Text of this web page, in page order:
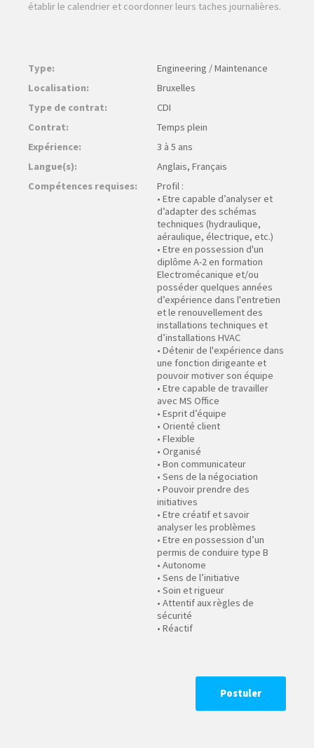
établir le calendrier et coordonner leurs taches journalières.
Type:
Engineering / Maintenance
Localisation:
Bruxelles
Type de contrat:
CDI
Contrat:
Temps plein
Expérience:
3 à 5 ans
Langue(s):
Anglais, Français
Compétences requises:
Profil :
• Etre capable d’analyser et
d’adapter des schémas
techniques (hydraulique,
aéraulique, électrique, etc.)
• Etre en possession d'un
diplôme A-2 en formation
Electromécanique et/ou
posséder quelques années
d’expérience dans l'entretien
et le renouvellement des
installations techniques et
d’installations HVAC
• Détenir de l'expérience dans
une fonction dirigeante et
pouvoir motiver son équipe
• Etre capable de travailler
avec MS Office
• Esprit d’équipe
• Orienté client
• Flexible
• Organisé
• Bon communicateur
• Sens de la négociation
• Pouvoir prendre des
initiatives
• Etre créatif et savoir
analyser les problèmes
• Etre en possession d’un
permis de conduire type B
• Autonome
• Sens de l’initiative
• Soin et rigueur
• Attentif aux règles de
sécurité
• Réactif
Postuler